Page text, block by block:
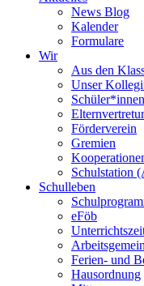
News Blog
Kalender
Formulare
Wir
Aus den
Unser
Förderverein
Gremien
Schulstation
Schulleben
eFöb
Ferien- und
Hausordnung